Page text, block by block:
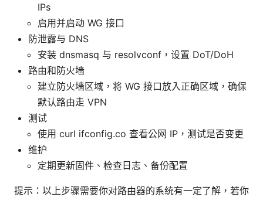
IPs
启用并启动 WG 接口
防泄露与 DNS
安装 dnsmasq 与 resolvconf，设置 DoT/DoH
路由和防火墙
建立防火墙区域，将 WG 接口放入正确区域，确保
默认路由走 VPN
测试
使用 curl ifconfig.co 查看公网 IP，测试是否变更
维护
定期更新固件、检查日志、备份配置
提示：以上步骤需要你对路由器的系统有一定了解，若你